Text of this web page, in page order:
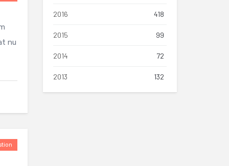
nu
2016 418
2015 99
2014 72
2013 132